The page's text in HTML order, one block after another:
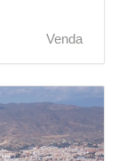
Venda